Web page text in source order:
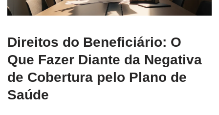
Direitos do Beneficiário: O
Que Fazer Diante da Negativa
de Cobertura pelo Plano de
Saúde